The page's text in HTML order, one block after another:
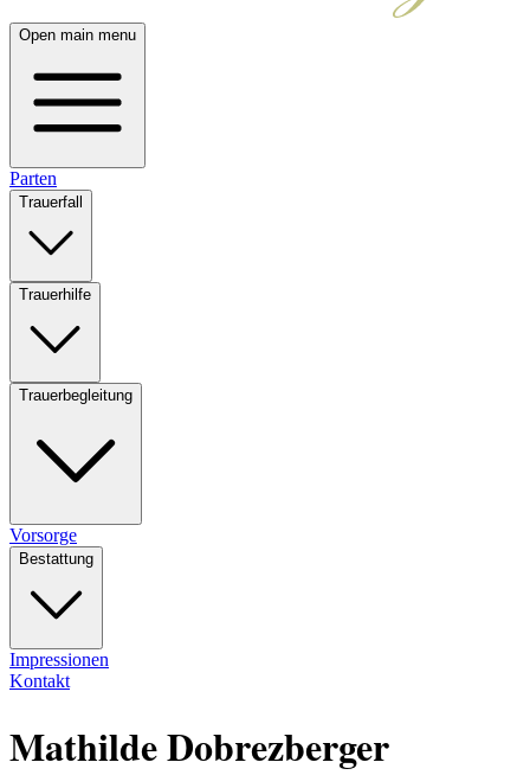
Open main menu
Parten
Trauerfall
Trauerhilfe
Trauerbegleitung
Vorsorge
Bestattung
Impressionen
Kontakt
Mathilde Dobrezberger